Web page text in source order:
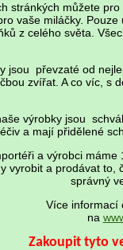
stránkých můžete
vaše miláčky.
z celého světa.
jsou převzaté od
zvířat. A co víc, s
výrobky jsou
a mají přidělené
a výrobci
vyrobit a prodávat to,
správný
Více informací
na
Zakoupit tyto